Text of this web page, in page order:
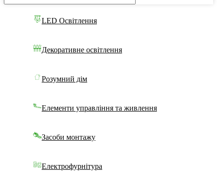
LED Освітлення
Декоративне освітлення
Розумний дім
Елементи управління та живлення
Засоби монтажу
Електрофурнітура